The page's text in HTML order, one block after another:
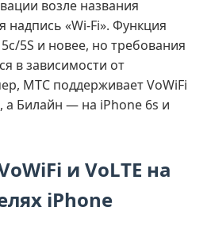
возле названия
надпись «Wi-Fi». Функция
5S и новее, но требования
в зависимости от
МТС поддерживает VoWiFi
а Билайн — на iPhone 6s и
и VoLTE на
iPhone